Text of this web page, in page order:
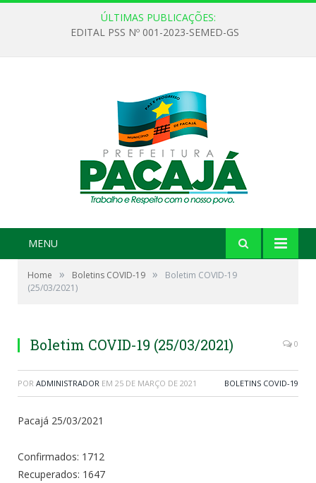
ÚLTIMAS PUBLICAÇÕES:
EDITAL PSS Nº 001-2023-SEMED-GS
MENU
Home » Boletins COVID-19 »
Boletim COVID-19
(25/03/2021)
Boletim COVID-19 (25/03/2021) 0
POR ADMINISTRADOR EM 25 DE MARÇO DE 2021 BOLETINS COVID-19
Pacajá 25/03/2021
Confirmados: 1712
Recuperados: 1647